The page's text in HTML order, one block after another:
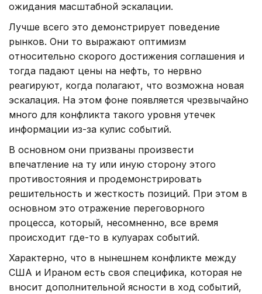
ожидания масштабной эскалации.
Лучше всего это демонстрирует поведение
рынков. Они то выражают оптимизм
относительно скорого достижения соглашения и
тогда падают цены на нефть, то нервно
реагируют, когда полагают, что возможна новая
эскалация. На этом фоне появляется чрезвычайно
много для конфликта такого уровня утечек
информации из-за кулис событий.
В основном они призваны произвести
впечатление на ту или иную сторону этого
противостояния и продемонстрировать
решительность и жесткость позиций. При этом в
основном это отражение переговорного
процесса, который, несомненно, все время
происходит где-то в кулуарах событий.
Характерно, что в нынешнем конфликте между
США и Ираном есть своя специфика, которая не
вносит дополнительной ясности в ход событий,